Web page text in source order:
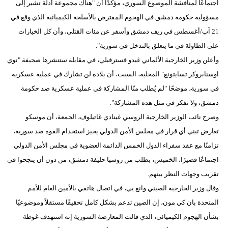
اجتماعًا لمناقشة الموضوع السوري، مؤكدًا أن "هناك مجموعة أدلة تشير إلى
مسؤولية حكومة دمشق في الهجوم المفترض بالأسلحة الكيميائية الذي وقع في
21 آب/أغسطس في ريف دمشق وأسفر عن مئات القتلى، وأن كل الخيارات
على الطاولة في ما يتعلق بالتدخل في سورية".
وأعلن وزير الخارجية الألماني غيدو فسترفيلي، في مقابلة ستنشرها صحيفة "نوي
اوسنابروكر تسايتونغ" المحلية، السبت، أن بلاده لن تشارك في عملية عسكرية
في سورية، موضحًا "لم يُطلب منّا المشاركة في عملية عسكرية ضد حكومة
دمشق، ولا نفكر في مثل هذه المشاركة".
وصرح نائب الوزير الخارجية الروسي غينادي غاتيلوف، الجمعة، أن موسكو
تعارض تبني أي قرار في مجلس الأمن الدولي يجيز استخدام القوة ضد سورية،
تزامنًا مع عقد سفراء الدول الخمس الدائمة العضوية في مجلس الأمن الدولي
اجتماعًا قصيرًا، الخميس، بطلب من روسيا حليفة دمشق، من دون أن ينجحوا في
تقريب وجهات النظر بينهم.
وقال وزير الخارجية الصيني وانغ يي، في اتصال هاتفي بالأمين العام للأمم
المتحدة بان كي مون، إن الصين تدعم بشكل كامل تحقيقًا مستقلاً وموضوعيًا
بشأن الهجوم الكيميائي، الذي قالت المعارضة السورية إنه استهدف غوطة